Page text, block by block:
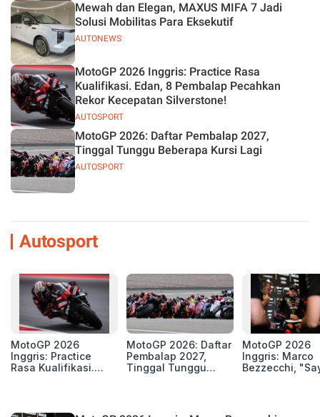
AUTONEWS
Mewah dan Elegan, MAXUS MIFA 7 Jadi
Solusi Mobilitas Para Eksekutif
AUTOSPORT
MotoGP 2026 Inggris: Practice Rasa
Kualifikasi. Edan, 8 Pembalap Pecahkan
Rekor Kecepatan Silverstone!
AUTOSPORT
MotoGP 2026: Daftar Pembalap 2027,
Tinggal Tunggu Beberapa Kursi Lagi
Autosport
MotoGP 2026
Inggris: Practice
Rasa Kualifikasi.
Silverstone!
MotoGP 2026: Daftar
Pembalap 2027,
Tinggal Tunggu
MotoGP 2026
Inggris: Marco
Bezzecchi,